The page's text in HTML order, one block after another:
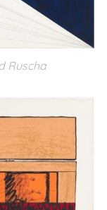
Ruscha